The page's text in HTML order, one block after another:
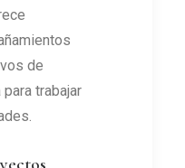
de
trabajar